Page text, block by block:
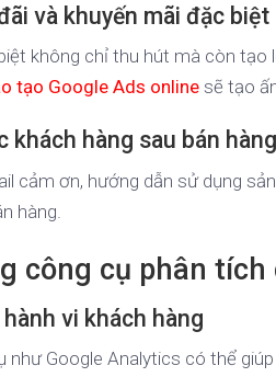
và khuyến mãi đặc biệt
không chỉ thu hút mà còn
tạo Google Ads online sẽ tạo
khách hàng sau bán hàng
cảm ơn, hướng dẫn sử dụng
hàng.
công cụ phân tích
vi khách hàng
như Google Analytics có thể